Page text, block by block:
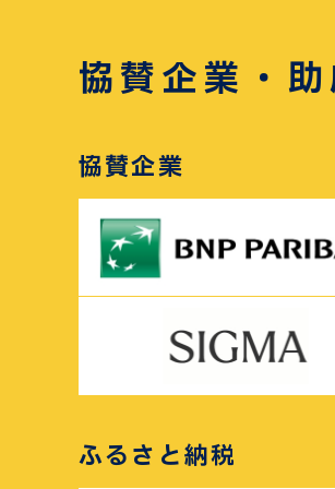
協賛企業・
協賛企業
ふるさと納税